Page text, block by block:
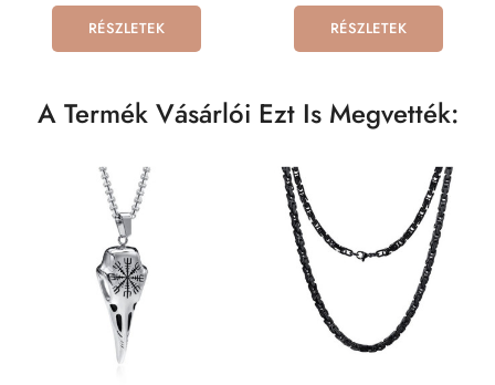
RÉSZLETEK RÉSZLETEK
A Termék Vásárlói Ezt Is Megvették: